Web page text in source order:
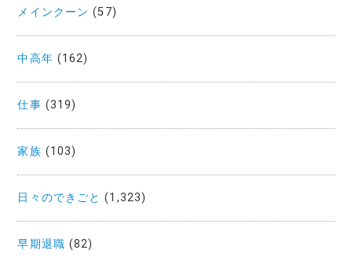
メインクーン (57)
中高年 (162)
仕事 (319)
家族 (103)
日々のできごと (1,323)
早期退職 (82)